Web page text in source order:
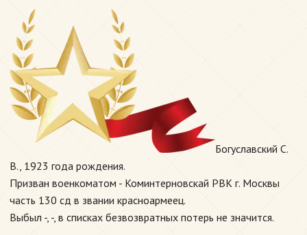
Богуславский С.
В., 1923 года рождения.
Призван военкоматом - Коминтерновскай РВК г. Москвы
часть 130 сд в звании красноармеец.
Выбыл -, -, в списках безвозвратных потерь не значится.